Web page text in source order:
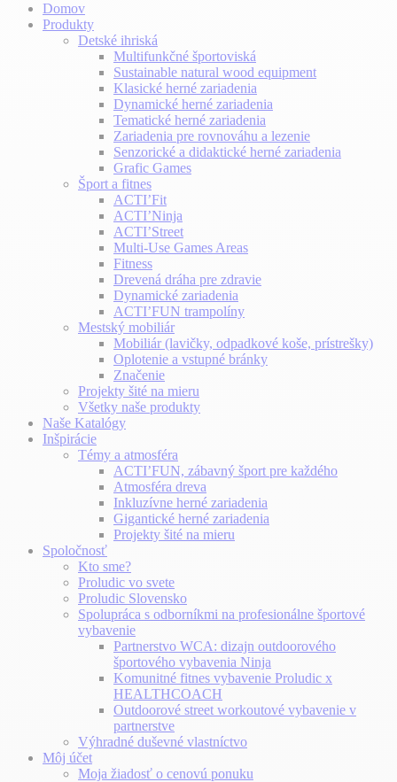
Domov
Produkty
Detské ihriská
Multifunkčné športoviská
Sustainable natural wood equipment
Klasické herné zariadenia
Dynamické herné zariadenia
Tematické herné zariadenia
Zariadenia pre rovnováhu a lezenie
Senzorické a didaktické herné zariadenia
Grafic Games
Šport a fitnes
ACTI’Fit
ACTI’Ninja
ACTI’Street
Multi-Use Games Areas
Fitness
Drevená dráha pre zdravie
Dynamické zariadenia
ACTI’FUN trampolíny
Mestský mobiliár
Mobiliár (lavičky, odpadkové koše, prístrešky)
Oplotenie a vstupné bránky
Značenie
Projekty šité na mieru
Všetky naše produkty
Naše Katalógy
Inšpirácie
Témy a atmosféra
ACTI’FUN, zábavný šport pre každého
Atmosféra dreva
Inkluzívne herné zariadenia
Gigantické herné zariadenia
Projekty šité na mieru
Spoločnosť
Kto sme?
Proludic vo svete
Proludic Slovensko
Spolupráca s odborníkmi na profesionálne športové
vybavenie
Partnerstvo WCA: dizajn outdoorového
športového vybavenia Ninja
Komunitné fitnes vybavenie Proludic x
HEALTHCOACH
Outdoorové street workoutové vybavenie v
partnerstve
Výhradné duševné vlastníctvo
Môj účet
Moja žiadosť o cenovú ponuku